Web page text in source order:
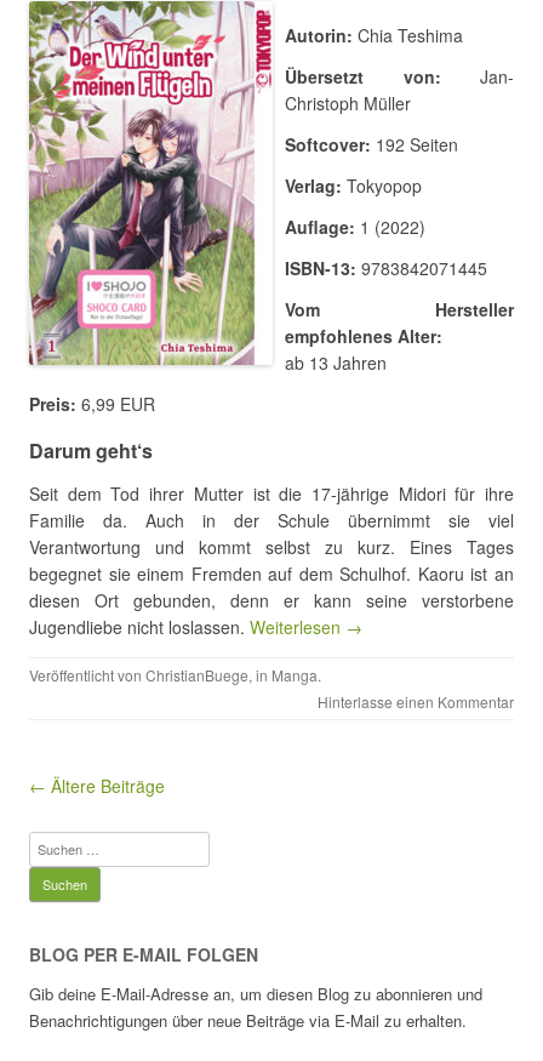
Autorin: Chia Teshima
Übersetzt von: Jan-
Christoph Müller
Softcover: 192 Seiten
Verlag: Tokyopop
Auflage: 1 (2022)
ISBN-13: 9783842071445
Vom Hersteller
empfohlenes Alter:
ab 13 Jahren
Preis: 6,99 EUR
Darum geht‘s
Seit dem Tod ihrer Mutter ist die 17-jährige Midori für ihre
Familie da. Auch in der Schule übernimmt sie viel
Verantwortung und kommt selbst zu kurz. Eines Tages
begegnet sie einem Fremden auf dem Schulhof. Kaoru ist an
diesen Ort gebunden, denn er kann seine verstorbene
Jugendliebe nicht loslassen. Weiterlesen →
Veröffentlicht von ChristianBuege, in Manga.
Hinterlasse einen Kommentar
Beitragsnavigation
← Ältere Beiträge
Suchen
nach:
BLOG PER E-MAIL FOLGEN
Gib deine E-Mail-Adresse an, um diesen Blog zu abonnieren und
Benachrichtigungen über neue Beiträge via E-Mail zu erhalten.